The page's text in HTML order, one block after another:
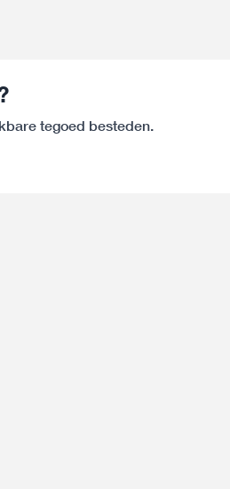
tegoed besteden.